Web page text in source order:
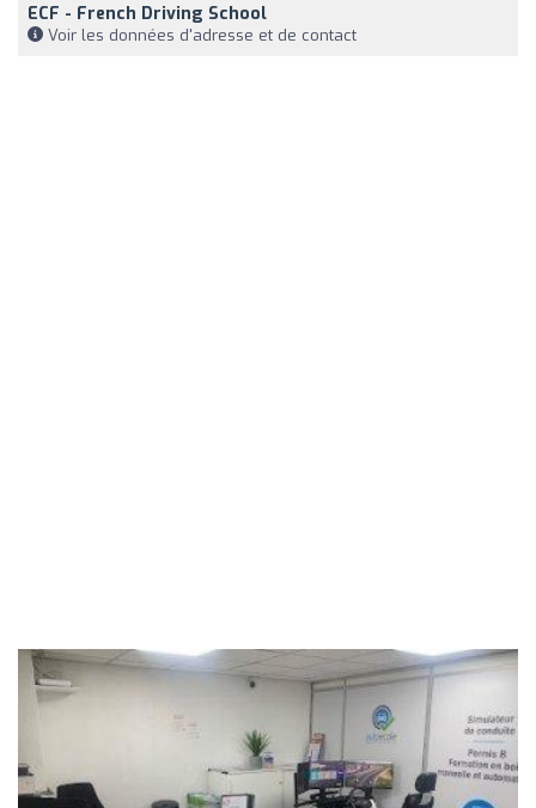
ECF - French Driving School
Voir les données d'adresse et de contact